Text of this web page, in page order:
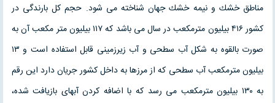
مناطق خشك و نیمه خشك جهان شناخته می شود. حجم كل بارندگی در
كشور ۴۱۶ بیلیون مترمكعب در سال می باشد كه ۱۱۷ بیلیون متر مكعب آن به
صورت بالقوه به شكل آب سطحی و آب زیرزمینی قابل استفاده است و ۱۳
بیلیون مترمكعب آب سطحی كه از مرزها به داخل كشور جریان دارد این رقم
به ۱۳۰ بیلیون مترمكعب می رسد كه با اضافه كردن آبهای بازیافت شده،